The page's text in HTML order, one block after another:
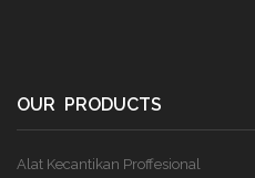
OUR PRODUCTS
Alat Kecantikan Proffesional